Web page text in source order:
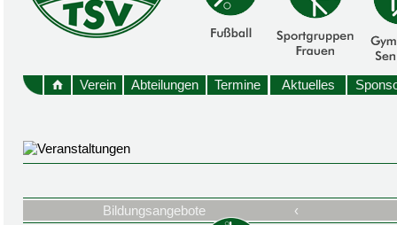
Verein Abteilungen Termine Aktuelles
Bildungsangebote
‹